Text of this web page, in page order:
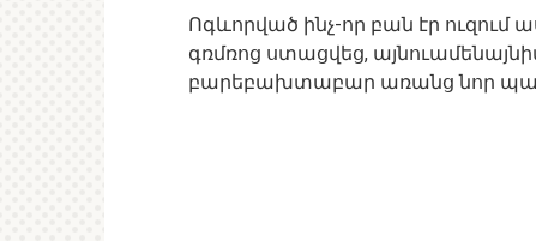
Ոգևորված ինչ-որ բան էր ուզում
գռմռոց ստացվեց,
բարեբախտաբար առանց նոր